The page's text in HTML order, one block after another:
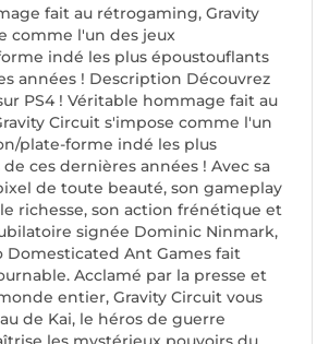
fait au rétrogaming, Gravity
comme l'un des jeux
indé les plus époustouflants
années ! Description Découvrez
PS4 ! Véritable hommage fait au
Circuit s'impose comme l'un
plate-forme indé les plus
ces dernières années ! Avec sa
de toute beauté, son gameplay
richesse, son action frénétique et
signée Dominic Ninmark,
Domesticated Ant Games fait
Acclamé par la presse et
entier, Gravity Circuit vous
de Kai, le héros de guerre